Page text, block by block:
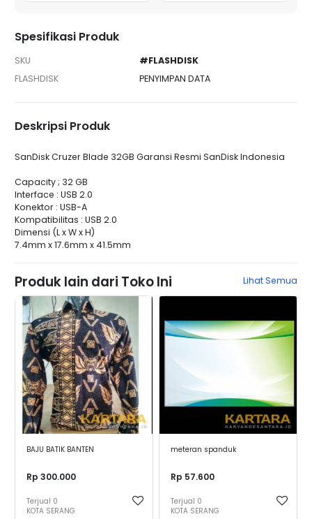
Spesifikasi Produk
SKU
#FLASHDISK
FLASHDISK
PENYIMPAN DATA
Deskripsi Produk
SanDisk Cruzer Blade 32GB Garansi Resmi SanDisk Indonesia
Capacity ; 32 GB
Interface : USB 2.0
Konektor : USB-A
Kompatibilitas : USB 2.0
Dimensi (L x W x H)
7.4mm x 17.6mm x 41.5mm
Produk lain dari Toko Ini Lihat Semua
BAJU BATIK BANTEN
Rp 300.000
Terjual 0
KOTA SERANG
meteran spanduk
Rp 57.600
Terjual 0
KOTA SERANG